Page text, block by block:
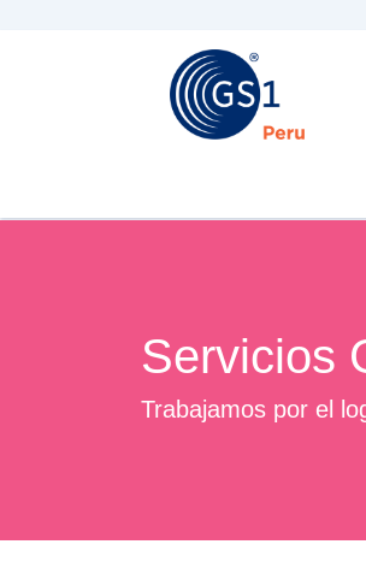
Servicios
Trabajamos por el